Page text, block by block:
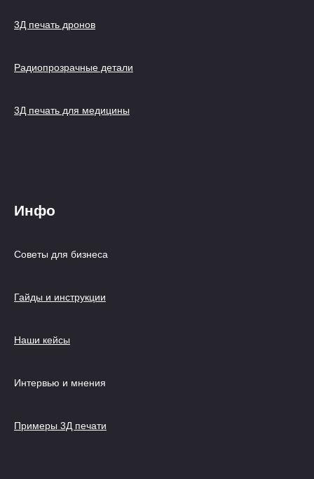
3Д печать дронов
Радиопрозрачные детали
3Д печать для медицины
Инфо
Советы для бизнеса
Гайды и инструкции
Наши кейсы
Интервью и мнения
Примеры 3Д печати